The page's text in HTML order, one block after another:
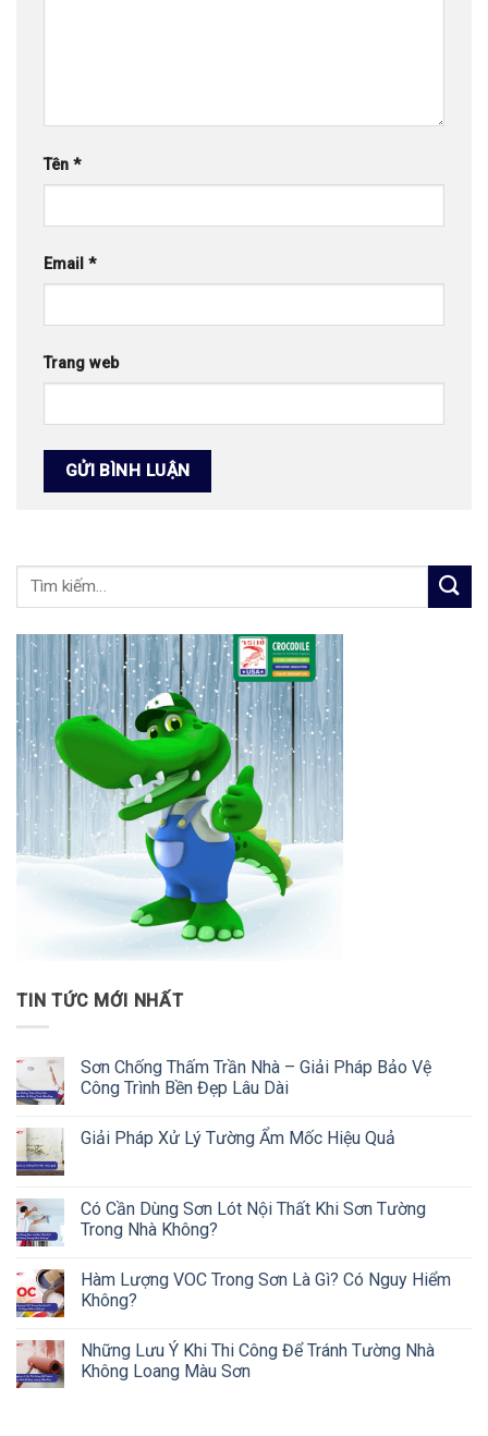
Tên *
Email *
Trang web
TIN TỨC MỚI NHẤT
Sơn Chống Thấm Trần Nhà – Giải Pháp Bảo Vệ
Công Trình Bền Đẹp Lâu Dài
Giải Pháp Xử Lý Tường Ẩm Mốc Hiệu Quả
Có Cần Dùng Sơn Lót Nội Thất Khi Sơn Tường
Trong Nhà Không?
Hàm Lượng VOC Trong Sơn Là Gì? Có Nguy Hiểm
Không?
Những Lưu Ý Khi Thi Công Để Tránh Tường Nhà
Không Loang Màu Sơn